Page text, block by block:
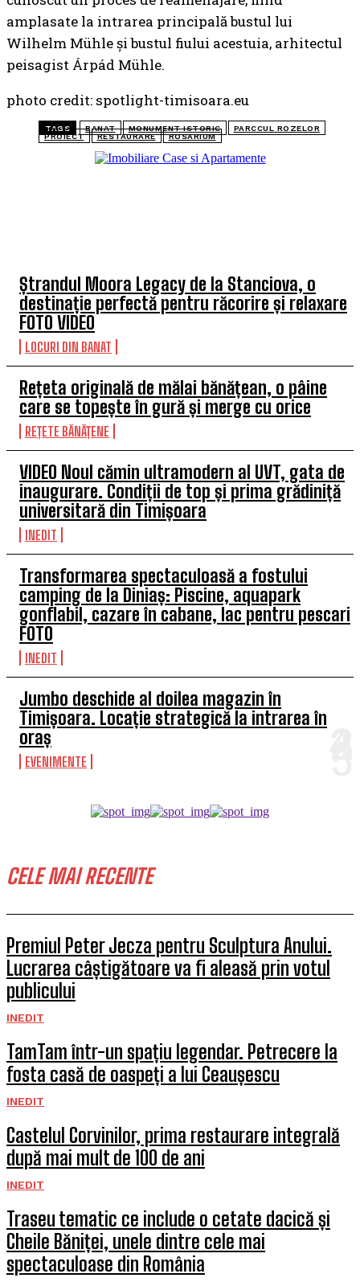
Ștrandul Moora Legacy de la Stanciova, o
destinație perfectă pentru răcorire și relaxare
FOTO VIDEO
LOCURI DIN BANAT
Rețeta originală de mălai bănățean, o pâine
care se topește în gură și merge cu orice
REȚETE BĂNĂȚENE
VIDEO Noul cămin ultramodern al UVT, gata de
inaugurare. Condiții de top și prima grădiniță
universitară din Timișoara
INEDIT
Transformarea spectaculoasă a fostului
camping de la Diniaș: Piscine, aquapark
gonflabil, cazare în cabane, lac pentru pescari
FOTO
INEDIT
Jumbo deschide al doilea magazin în
Timișoara. Locație strategică la intrarea în
oraș
EVENIMENTE
CELE MAI RECENTE
Premiul Peter Jecza pentru Sculptura Anului.
Lucrarea câștigătoare va fi aleasă prin votul
publicului
INEDIT
TamTam într-un spațiu legendar. Petrecere la
fosta casă de oaspeți a lui Ceaușescu
INEDIT
Castelul Corvinilor, prima restaurare integrală
după mai mult de 100 de ani
INEDIT
Traseu tematic ce include o cetate dacică și
Cheile Băniței, unele dintre cele mai
spectaculoase din România
amplasate la intrarea principală bustul lui
Wilhelm Mühle și bustul fiului acestuia, arhitectul
peisagist Árpád Mühle.
photo credit: spotlight-timisoara.eu
TAGS BANAT MONUMENT ISTORIC
PARCCUL ROZELOR
PROIECT
RESTAURARE ROSARIUM